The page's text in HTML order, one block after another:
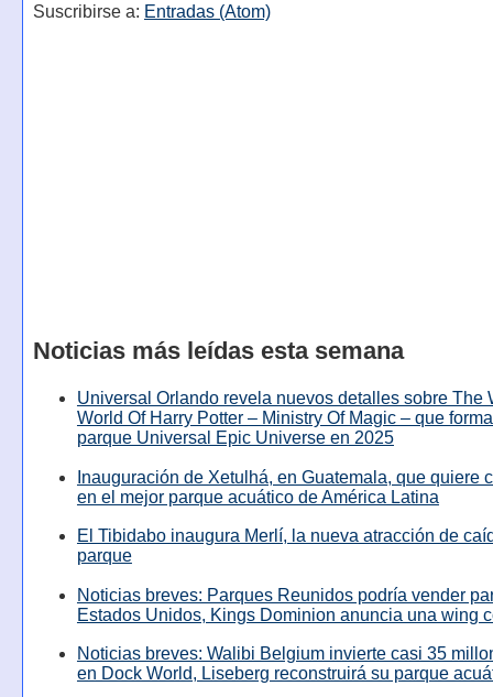
Suscribirse a: Entradas (Atom)
Noticias más leídas esta semana
Universal Orlando revela nuevos detalles sobre The
World Of Harry Potter – Ministry Of Magic – que
parque Universal Epic Universe en 2025
Inauguración de Xetulhá, en Guatemala, que quiere
en el mejor parque acuático de América Latina
El Tibidabo inaugura Merlí, la nueva atracción de
parque
Noticias breves: Parques Reunidos podría vender
Estados Unidos, Kings Dominion anuncia una wing
Noticias breves: Walibi Belgium invierte casi 35
en Dock World, Liseberg reconstruirá su parque